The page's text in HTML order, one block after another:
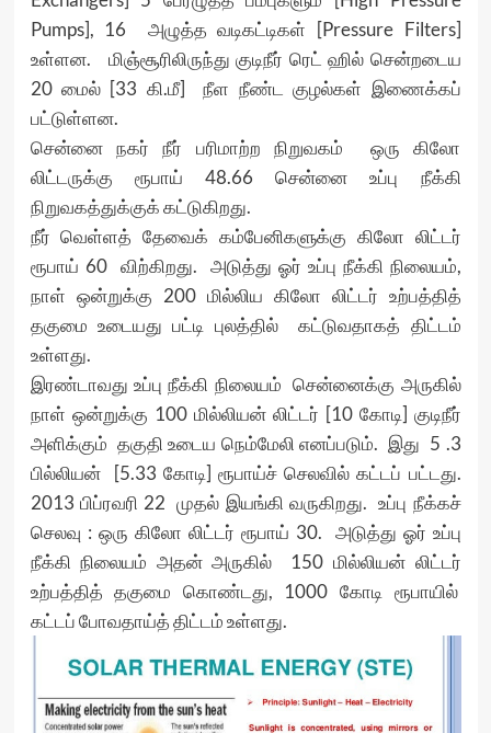
Pumps], 16 அழுத்த வடிகட்டிகள் [Pressure Filters]
உள்ளன. மிஞ்சூரிலிருந்து குடிநீர் ரெட் ஹில் சென்றடைய
20 மைல் [33 கி.மீ] நீள நீண்ட குழல்கள் இணைக்கப்
பட்டுள்ளன.
சென்னை நகர் நீர் பரிமாற்ற நிறுவகம் ஒரு கிலோ
லிட்டருக்கு ரூபாய் 48.66 சென்னை உப்பு நீக்கி
நிறுவகத்துக்குக் கட்டுகிறது.
நீர் வெள்ளத் தேவைக் கம்பேனிகளுக்கு கிலோ லிட்டர்
ரூபாய் 60 விற்கிறது. அடுத்து ஓர் உப்பு நீக்கி நிலையம்,
நாள் ஒன்றுக்கு 200 மில்லிய கிலோ லிட்டர் உற்பத்தித்
தகுமை உடையது பட்டி புலத்தில் கட்டுவதாகத் திட்டம்
உள்ளது.
இரண்டாவது உப்பு நீக்கி நிலையம் சென்னைக்கு அருகில்
நாள் ஒன்றுக்கு 100 மில்லியன் லிட்டர் [10 கோடி] குடிநீர்
அளிக்கும் தகுதி உடைய நெம்மேலி எனப்படும். இது 5 .3
பில்லியன் [5.33 கோடி] ரூபாய்ச் செலவில் கட்டப் பட்டது.
2013 பிப்ரவரி 22 முதல் இயங்கி வருகிறது. உப்பு நீக்கச்
செலவு : ஒரு கிலோ லிட்டர் ரூபாய் 30. அடுத்து ஓர் உப்பு
நீக்கி நிலையம் அதன் அருகில் 150 மில்லியன் லிட்டர்
உற்பத்தித் தகுமை கொண்டது, 1000 கோடி ரூபாயில்
கட்டப் போவதாய்த் திட்டம் உள்ளது.